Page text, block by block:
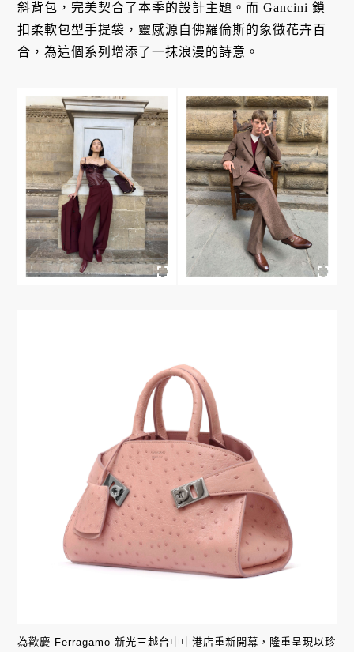
斜背包，完美契合了本季的設計主題。而 Gancini 鎖
扣柔軟包型手提袋，靈感源自佛羅倫斯的象徵花卉百
合，為這個系列增添了一抹浪漫的詩意。
為歡慶 Ferragamo 新光三越台中中港店重新開幕，隆重呈現以珍